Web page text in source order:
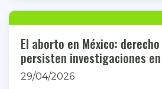
El aborto en México:
persisten investigaciones en
29/04/2026